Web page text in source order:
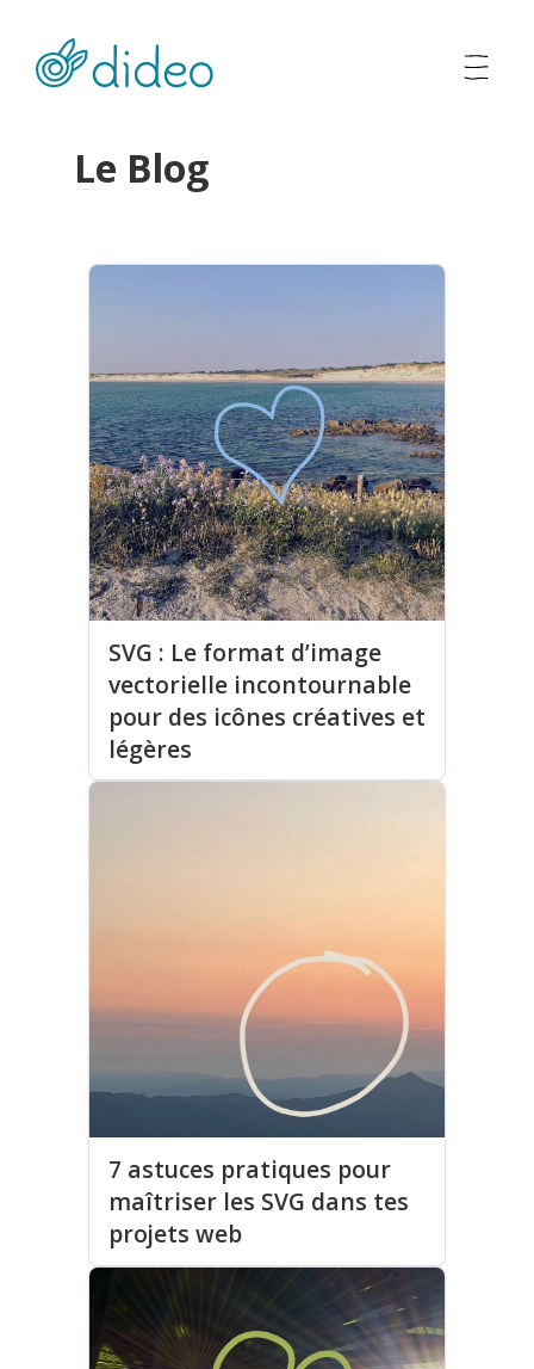
Le Blog
SVG : Le format d’image
vectorielle incontournable
pour des icônes créatives et
légères
7 astuces pratiques pour
maîtriser les SVG dans tes
projets web